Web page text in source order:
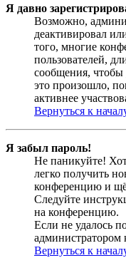
Я давно
Возможно,
деактивировал
того, многие
пользователей,
сообщения,
это произошло,
активнее
Вернуться к
Я забыл пароль!
Не паникуйте!
легко получить
конференцию и
Следуйте
на конференцию.
Если не удалось
администратором
Вернуться к